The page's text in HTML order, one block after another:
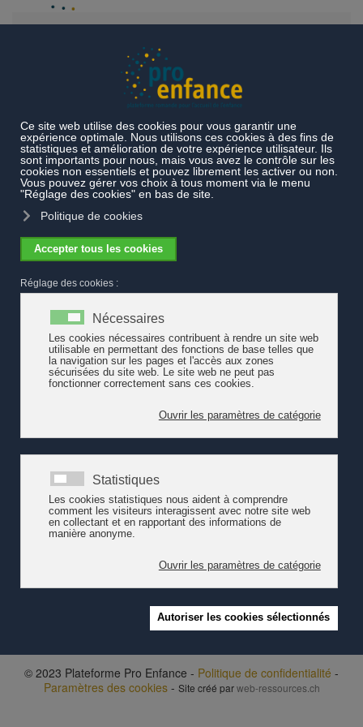
Documentation spécifique Politique familiale
familles 2025
Baromètre des familles 2025
lancé en 2023. En tant qu’instrument de mesure, il reflète la
réalité de vie actuelle des familles en Suisse ainsi que son
évolution au fil du temps. Le Baromètre des familles est établi
chaque année et crée une base de données robuste et à long
pour les entreprises.
Le baromètre 2025 porte sur l'année 2024. Parmi les attentes des
familles, la conciliation vie familiale et professionnelle est placée
en 3ème position (23%), après la réduction des primes maladies
Plus d'infos sur le baromètre des familles 2025 (Pax et Pro
Familia Suisse)
Voir également l'analyse de Kibesuisse à propos du baromètre
des familles 2025 (24.03.2025)
Éléments mis en exergue par Pro Enfance à propos du baromètre
des familles 2024
© 2023 Plateforme Pro Enfance - Politique de confidentialité -
Paramètres des cookies- Site créé parweb-ressources.ch